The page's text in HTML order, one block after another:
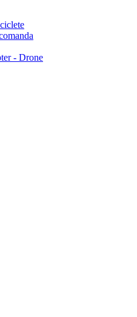
- Drone